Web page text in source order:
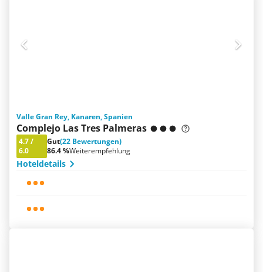
Valle Gran Rey, Kanaren, Spanien
Complejo Las Tres Palmeras
4.7/
6.0
Gut(22 Bewertungen)
86.4 %Weiterempfehlung
Hoteldetails